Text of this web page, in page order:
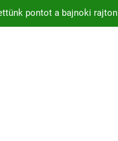
pontot a bajnoki rajton
lépett pályára Érden
a MOL Magyar Kupában